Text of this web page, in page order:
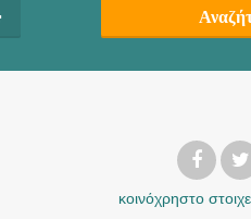
κοινόχρηστο